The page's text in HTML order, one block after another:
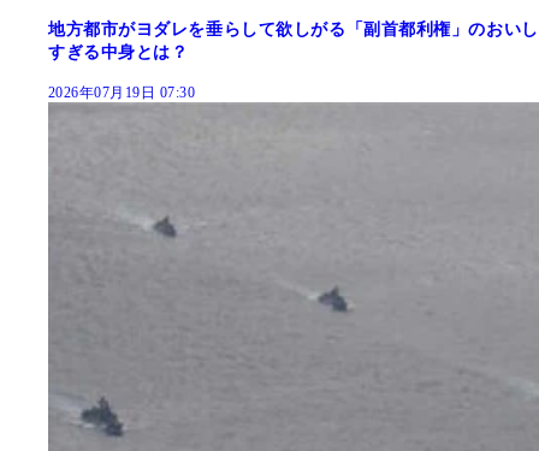
地方都市がヨダレを垂らして欲しがる「副首都利権」のおいし
すぎる中身とは？
2026年07月19日 07:30